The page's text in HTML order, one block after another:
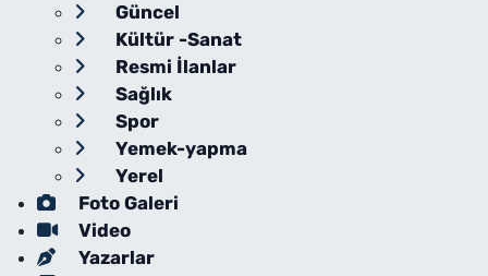
Güncel
Kültür -Sanat
Resmi İlanlar
Sağlık
Spor
Yemek-yapma
Yerel
Foto Galeri
Video
Yazarlar